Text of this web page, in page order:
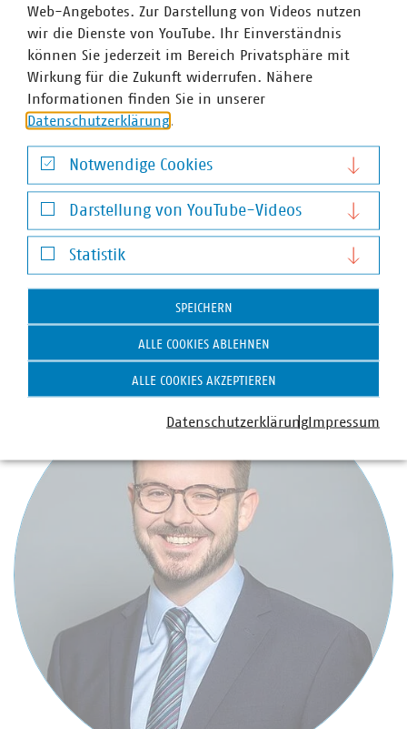
Dr. Kai Roger Lobo
Stv. Hauptgeschäftsführer, Leiter der Abt.
Energiewirtschaft
lobo(at)vku(dot)de
Web-Angebotes. Zur Darstellung von Videos nutzen
wir die Dienste von YouTube. Ihr Einverständnis
können Sie jederzeit im Bereich Privatsphäre mit
Wirkung für die Zukunft widerrufen. Nähere
Informationen finden Sie in unserer
Datenschutzerklärung.
Notwendige Cookies
Notwendige Cookies
Darstellung von YouTube-Videos
Darstellung von YouTube-Videos
Statistik
Statistik
SPEICHERN
ALLE COOKIES ABLEHNEN
ALLE COOKIES AKZEPTIEREN
DatenschutzerklärungImpressum